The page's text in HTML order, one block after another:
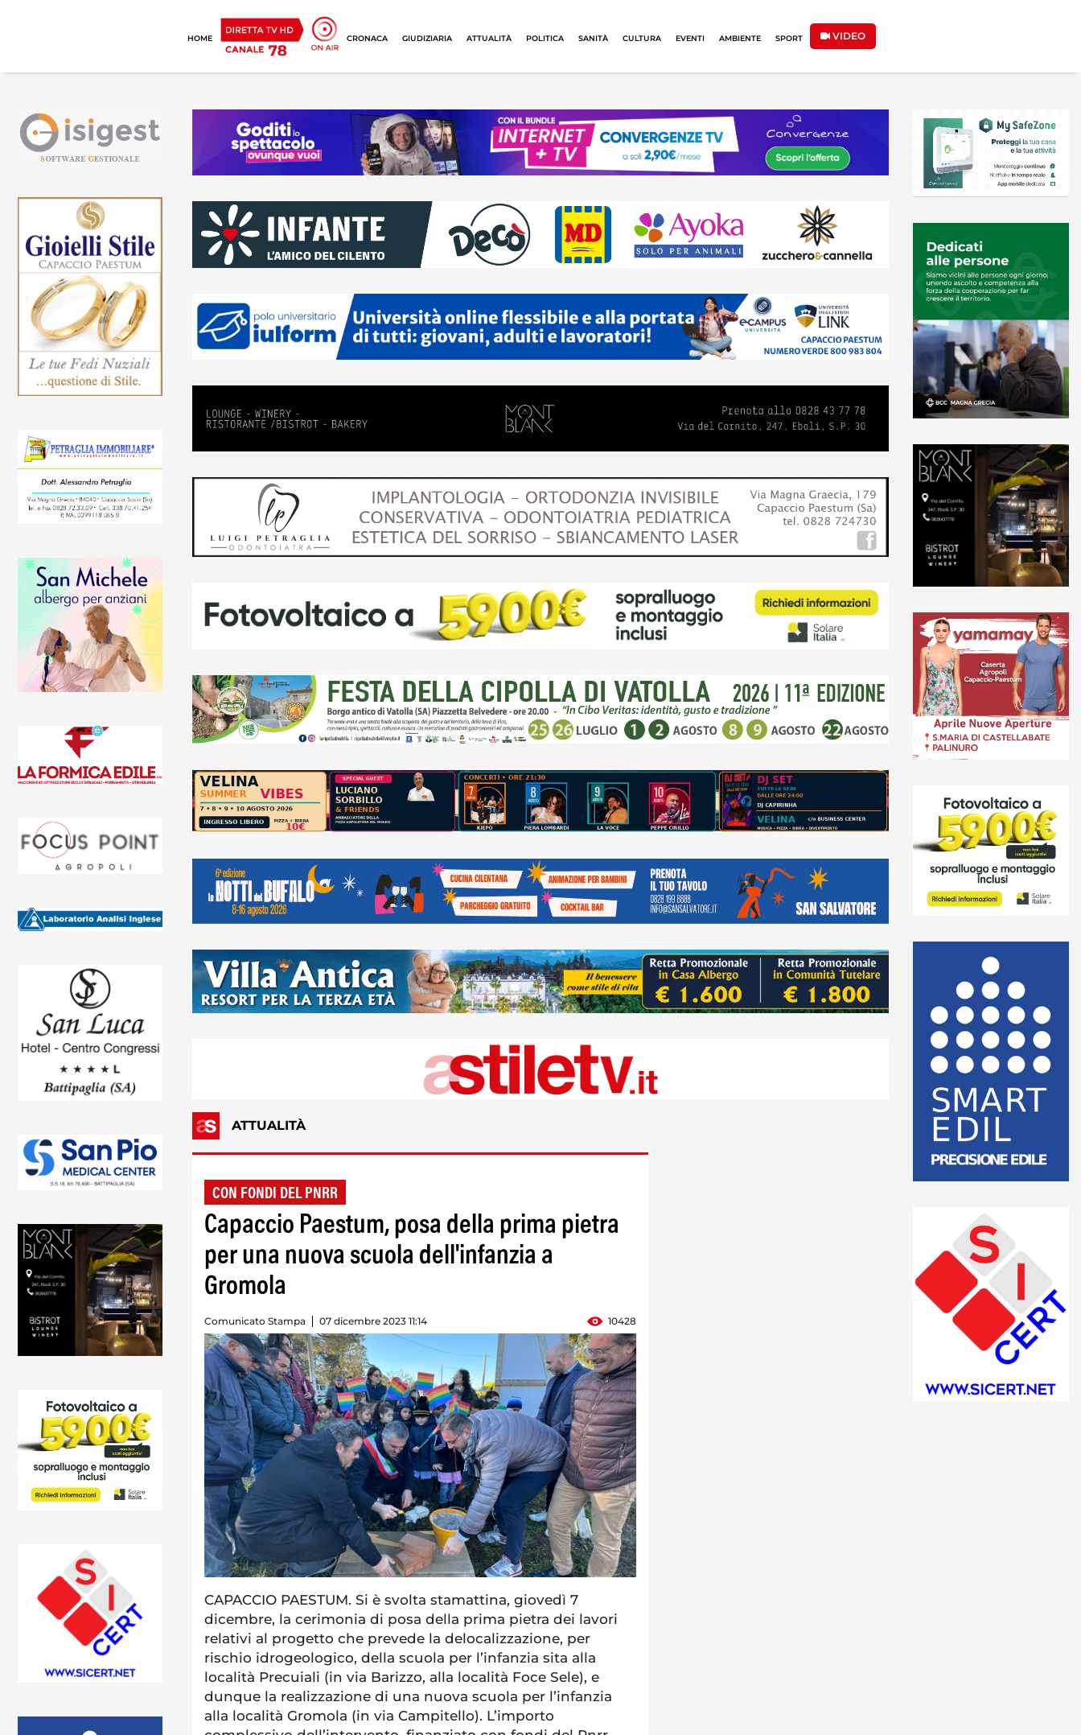
HOME CRONACA GIUDIZIARIA ATTUALITÀ POLITICA SANITÀ CULTURA EVENTI AMBIENTE SPORT VIDEO
ATTUALITÀ
CON FONDI DEL PNRR
Capaccio Paestum, posa della prima pietra
per una nuova scuola dell'infanzia a
Gromola
Comunicato Stampa 07 dicembre 2023 11:14 10428
CAPACCIO PAESTUM. Si è svolta stamattina, giovedì 7
dicembre, la cerimonia di posa della prima pietra dei lavori
relativi al progetto che prevede la delocalizzazione, per
rischio idrogeologico, della scuola per l’infanzia sita alla
località Precuiali (in via Barizzo, alla località Foce Sele), e
dunque la realizzazione di una nuova scuola per l’infanzia
alla località Gromola (in via Campitello). L’importo